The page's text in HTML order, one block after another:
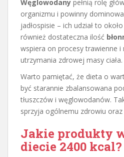
Węglowodany pełnią rolę
organizmu i powinny
jadłospisie – ich udział to około
również dostateczna ilość
wspiera on procesy trawienne i
utrzymania zdrowej masy ciała.
Warto pamiętać, że dieta o
być starannie zbalansowana
tłuszczów i węglowodanów.
sprzyja ogólnemu zdrowiu
Jakie produkty
diecie 2400 kcal?